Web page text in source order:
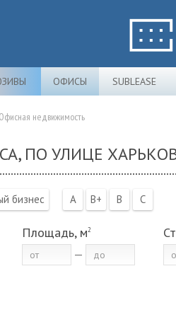
ОФИСЫ SUBLEASE
Офисная недвижимость
ПО УЛИЦЕ
бизнес A B+ B C
Площадь, м2